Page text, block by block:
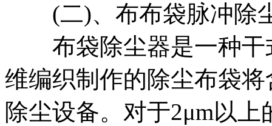
(二)、布布袋脉冲除
布袋除尘器是一种干
维编织制作的除尘布袋
除尘设备。对于2μm以